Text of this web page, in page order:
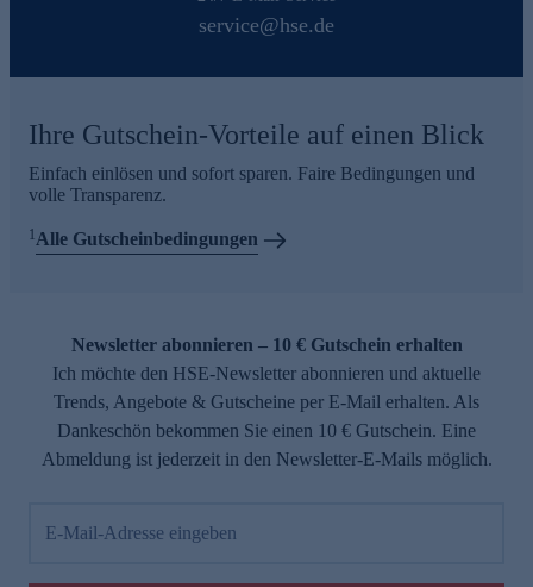
service@hse.de
Ihre Gutschein-Vorteile auf einen Blick
Einfach einlösen und sofort sparen. Faire Bedingungen und
volle Transparenz.
1Alle Gutscheinbedingungen
Newsletter abonnieren – 10 € Gutschein erhalten
Ich möchte den HSE-Newsletter abonnieren und aktuelle
Trends, Angebote & Gutscheine per E-Mail erhalten. Als
Dankeschön bekommen Sie einen 10 € Gutschein. Eine
Abmeldung ist jederzeit in den Newsletter-E-Mails möglich.
E-Mail-Adresse eingeben